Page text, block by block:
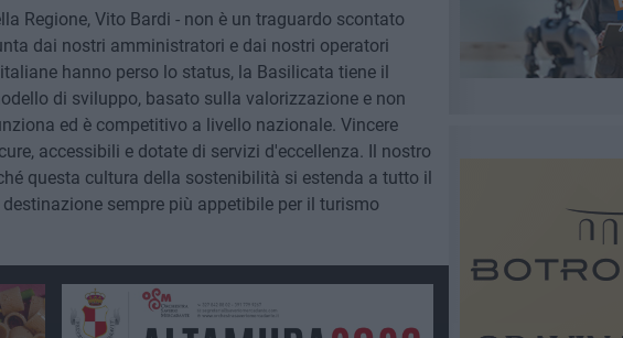
Regione, Vito Bardi - non è un traguardo scontato
dai nostri amministratori e dai nostri operatori
hanno perso lo status, la Basilicata tiene il
di sviluppo, basato sulla valorizzazione e non
ed è competitivo a livello nazionale. Vincere
accessibili e dotate di servizi d'eccellenza. Il nostro
questa cultura della sostenibilità si estenda a tutto il
sempre più appetibile per il turismo